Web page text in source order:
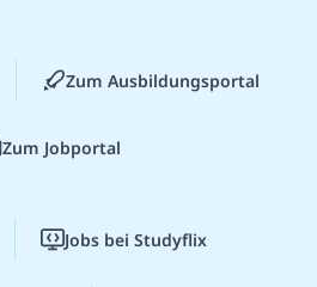
Zum Ausbildungsportal
Zum Jobportal
Jobs bei Studyflix